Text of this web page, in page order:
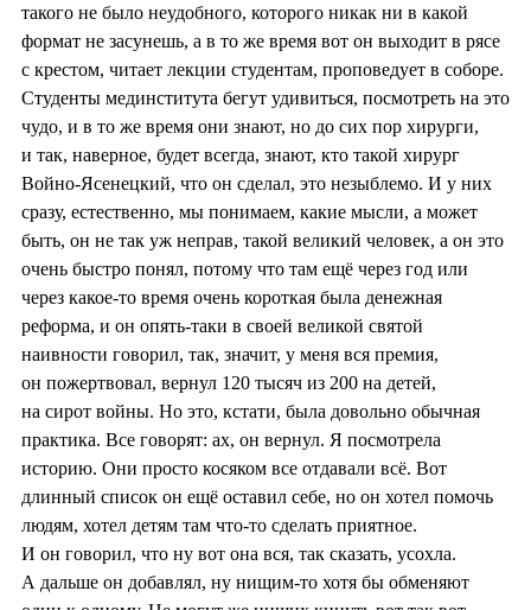
такого не было неудобного, которого никак ни в какой
формат не засунешь, а в то же время вот он выходит в рясе
с крестом, читает лекции студентам, проповедует в соборе.
Студенты мединститута бегут удивиться, посмотреть на это
чудо, и в то же время они знают, но до сих пор хирурги,
и так, наверное, будет всегда, знают, кто такой хирург
Войно-Ясенецкий, что он сделал, это незыблемо. И у них
сразу, естественно, мы понимаем, какие мысли, а может
быть, он не так уж неправ, такой великий человек, а он это
очень быстро понял, потому что там ещё через год или
через какое-то время очень короткая была денежная
реформа, и он опять-таки в своей великой святой
наивности говорил, так, значит, у меня вся премия,
он пожертвовал, вернул 120 тысяч из 200 на детей,
на сирот войны. Но это, кстати, была довольно обычная
практика. Все говорят: ах, он вернул. Я посмотрела
историю. Они просто косяком все отдавали всё. Вот
длинный список он ещё оставил себе, но он хотел помочь
людям, хотел детям там что-то сделать приятное.
И он говорил, что ну вот она вся, так сказать, усохла.
А дальше он добавлял, ну нищим-то хотя бы обменяют